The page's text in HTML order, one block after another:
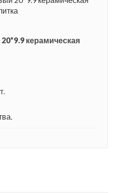
керамическая